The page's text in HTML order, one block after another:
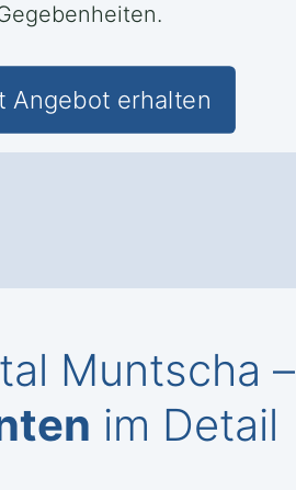
Angebot erhalten
Muntscha –
im Detail